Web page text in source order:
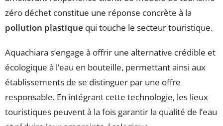
zéro déchet constitue une réponse concrète à la
pollution plastique qui touche le secteur touristique.
Aquachiara s’engage à offrir une alternative crédible et
écologique à l’eau en bouteille, permettant ainsi aux
établissements de se distinguer par une offre
responsable. En intégrant cette technologie, les lieux
touristiques peuvent à la fois garantir la qualité de l’eau